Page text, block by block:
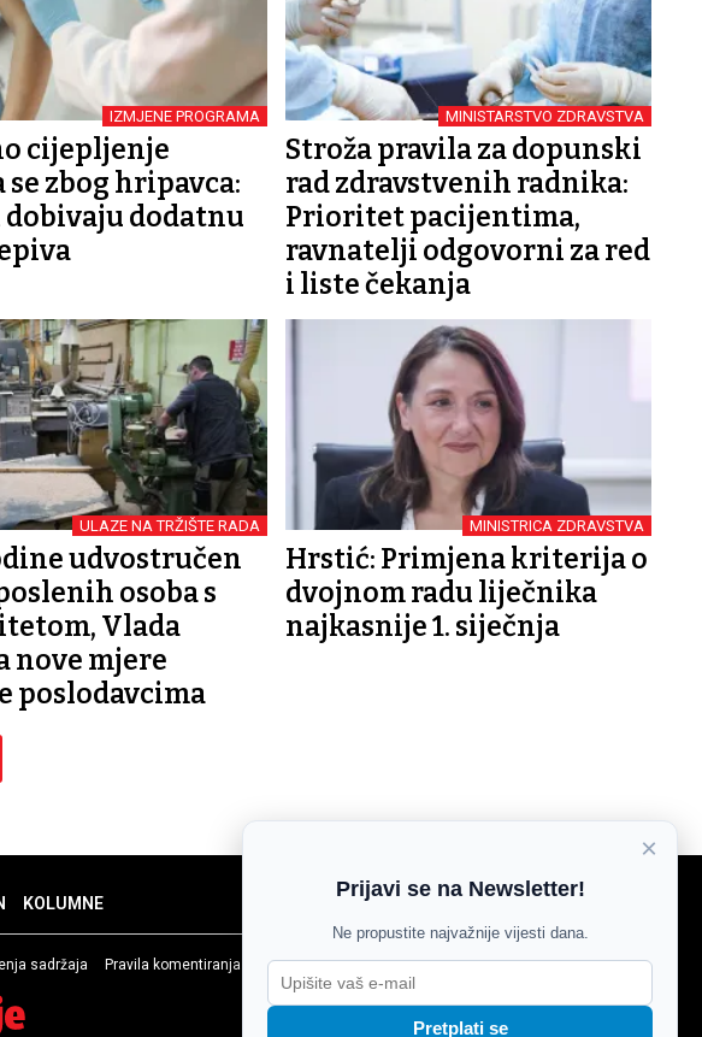
IZMJENE PROGRAMA
cijepljenje
zbog hripavca:
dobivaju dodatnu
MINISTARSTVO ZDRAVSTVA
Stroža pravila za dopunski
rad zdravstvenih radnika:
Prioritet pacijentima,
ravnatelji odgovorni za red
i liste čekanja
ULAZE NA TRŽIŠTE RADA
udvostručen
osoba s
Vlada
nove mjere
poslodavcima
MINISTRICA ZDRAVSTVA
Hrstić: Primjena kriterija o
dvojnom radu liječnika
najkasnije 1. siječnja
KOLUMNE
sadržaja Pravila komentiranja Agroglas
×
Prijavi se na Newsletter!
Ne propustite najvažnije vijesti dana.
Pretplati se